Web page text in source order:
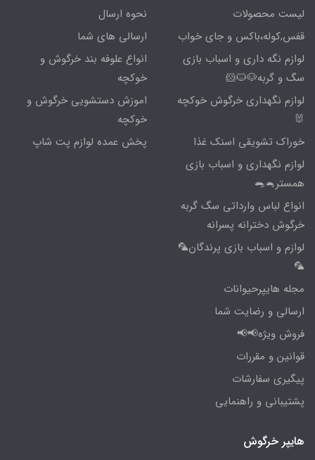
لیست محصولات
قفس,کوله،باکس و جای خواب
لوازم نگه داری و اسباب بازی
سگ و گربه🐶🐱🐹
لوازم نگهداری خرگوش خوکچه
🐰
خوراک تشویقی اسنک غذا
لوازم نگهداری و اسباب بازی
همستر🐁🐀
انواع لباس وارداتی سگ گربه
خرگوش دخترانه پسرانه
لوازم و اسباب بازی پرندگان🦜
🦜
مجله هایپرحیوانات
ارسالی و رضایت شما
فروش ویژه📢📢
قوانین و مقررات
پیگیری سفارشات
پشتیبانی و راهنمایی
نحوه ارسال
ارسالی های شما
انواع علوفه بند خرگوش و
خوکچه
اموزش دستشویی خرگوش و
خوکچه
پخش عمده لوازم پت شاپ
هایپر خرگوش